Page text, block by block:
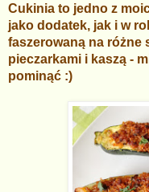
Cukinia to jedno z
jako dodatek, jak i w
faszerowaną na różne
pieczarkami i kaszą -
pominąć :)